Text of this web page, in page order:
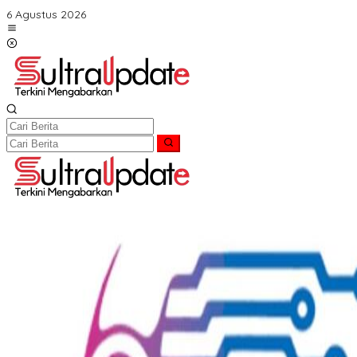
Lewati
ke
konten
6 Agustus 2026